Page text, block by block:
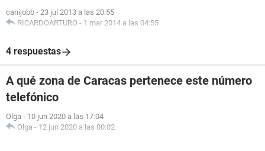
canijobb - 23 jul 2013 a las 20:55
RICARDOARTURO - 1 mar 2014 a las 04:55
4 respuestas
A qué zona de Caracas pertenece este número
telefónico
Olga - 10 jun 2020 a las 17:04
Olga - 12 jun 2020 a las 00:02